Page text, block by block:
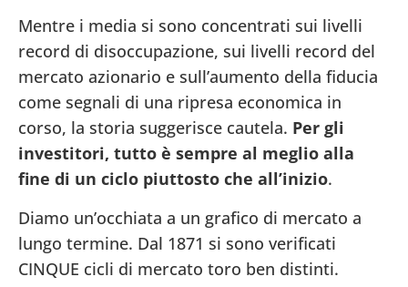
Mentre i media si sono concentrati sui livelli
record di disoccupazione, sui livelli record del
mercato azionario e sull’aumento della fiducia
come segnali di una ripresa economica in
corso, la storia suggerisce cautela. Per gli
investitori, tutto è sempre al meglio alla
fine di un ciclo piuttosto che all’inizio.
Diamo un’occhiata a un grafico di mercato a
lungo termine. Dal 1871 si sono verificati
CINQUE cicli di mercato toro ben distinti.